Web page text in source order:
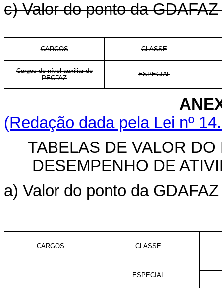
c) Valor do ponto da
CARGOS CLASSE
Cargos de nível auxiliar do
PECFAZ
ESPECIAL
(Redação dada pela Lei nº
TABELAS DE VALOR
DESEMPENHO DE
a) Valor do ponto da
CARGOS CLASSE
ESPECIAL